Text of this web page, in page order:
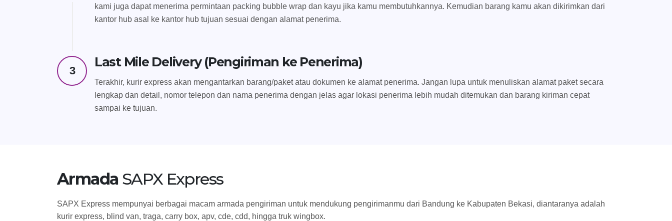
kami juga dapat menerima permintaan packing bubble wrap dan kayu jika kamu membutuhkannya. Kemudian barang kamu akan dikirimkan dari
kantor hub asal ke kantor hub tujuan sesuai dengan alamat penerima.
3
Last Mile Delivery (Pengiriman ke Penerima)
Terakhir, kurir express akan mengantarkan barang/paket atau dokumen ke alamat penerima. Jangan lupa untuk menuliskan alamat paket secara
lengkap dan detail, nomor telepon dan nama penerima dengan jelas agar lokasi penerima lebih mudah ditemukan dan barang kiriman cepat
sampai ke tujuan.
Armada SAPX Express
SAPX Express mempunyai berbagai macam armada pengiriman untuk mendukung pengirimanmu dari Bandung ke Kabupaten Bekasi, diantaranya adalah
kurir express, blind van, traga, carry box, apv, cde, cdd, hingga truk wingbox.